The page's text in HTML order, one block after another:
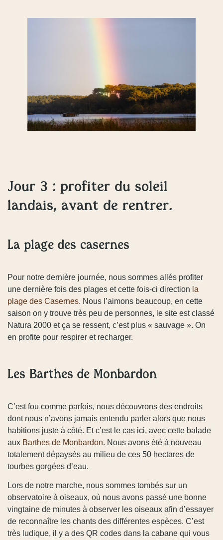
Jour 3 : profiter du soleil
landais, avant de rentrer.
La plage des casernes
Pour notre dernière journée, nous sommes allés profiter
une dernière fois des plages et cette fois-ci direction la
plage des Casernes. Nous l’aimons beaucoup, en cette
saison on y trouve très peu de personnes, le site est classé
Natura 2000 et ça se ressent, c’est plus « sauvage ». On
en profite pour respirer et recharger.
Les Barthes de Monbardon
C’est fou comme parfois, nous découvrons des endroits
dont nous n’avons jamais entendu parler alors que nous
habitions juste à côté. Et c’est le cas ici, avec cette balade
aux Barthes de Monbardon. Nous avons été à nouveau
totalement dépaysés au milieu de ces 50 hectares de
tourbes gorgées d’eau.
Lors de notre marche, nous sommes tombés sur un
observatoire à oiseaux, où nous avons passé une bonne
vingtaine de minutes à observer les oiseaux afin d’essayer
de reconnaître les chants des différentes espèces. C’est
très ludique, il y a des QR codes dans la cabane qui vous